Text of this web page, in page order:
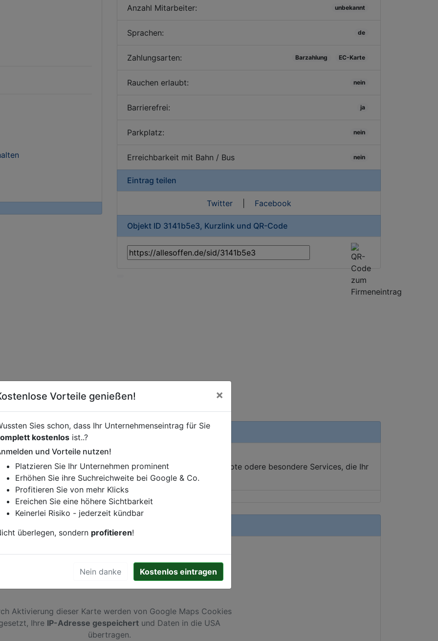
Anzahl Mitarbeiter: unbekannt
Sprachen: de
Zahlungsarten: Barzahlung EC-Karte
Rauchen erlaubt: nein
Barrierefrei: ja
Parkplatz: nein
Erreichbarkeit mit Bahn / Bus nein
Eintrag teilen
Twitter| Facebook
Objekt ID 3141b5e3, Kurzlink und QR-Code
oder andere relevante Informationen hinzufügen?
Gerne erweitern wir Ihren Firmeneintrag um Sonderangebote odere besondere Services, die Ihr
Ihren Wettbewerbern abheben.
Aktivierung dieser Karte werden von Google Maps Cookies
Ihre IP-Adresse gespeichert und Daten in die USA
übertragen.
Vorteile genießen! ×
Sies schon, dass Ihr Unternehmenseintrag für Sie
kostenlos ist..?
und Vorteile nutzen!
Platzieren Sie Ihr Unternehmen prominent
Erhöhen Sie ihre Suchreichweite bei Google & Co.
Profitieren Sie von mehr Klicks
Ereichen Sie eine höhere Sichtbarkeit
Keinerlei Risiko - jederzeit kündbar
überlegen, sondern profitieren!
Nein danke Kostenlos eintragen